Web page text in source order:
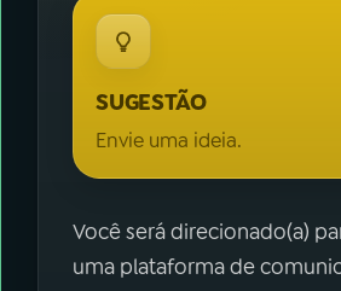
SUGESTÃO
Envie uma ideia.
Você será direcionado(a)
uma plataforma de